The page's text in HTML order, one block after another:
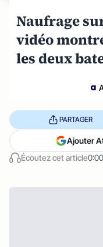
Naufrage
vidéo
les deux
Écoutez cet article
PARTAGER
Ajouter